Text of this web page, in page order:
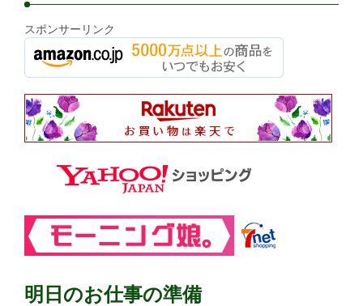
スポンサーリンク
明日のお仕事の準備